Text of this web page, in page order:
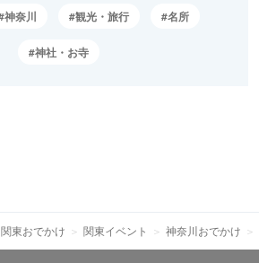
神奈川 観光・旅行 名所
神社・お寺
関東おでかけ 関東イベント 神奈川おでかけ